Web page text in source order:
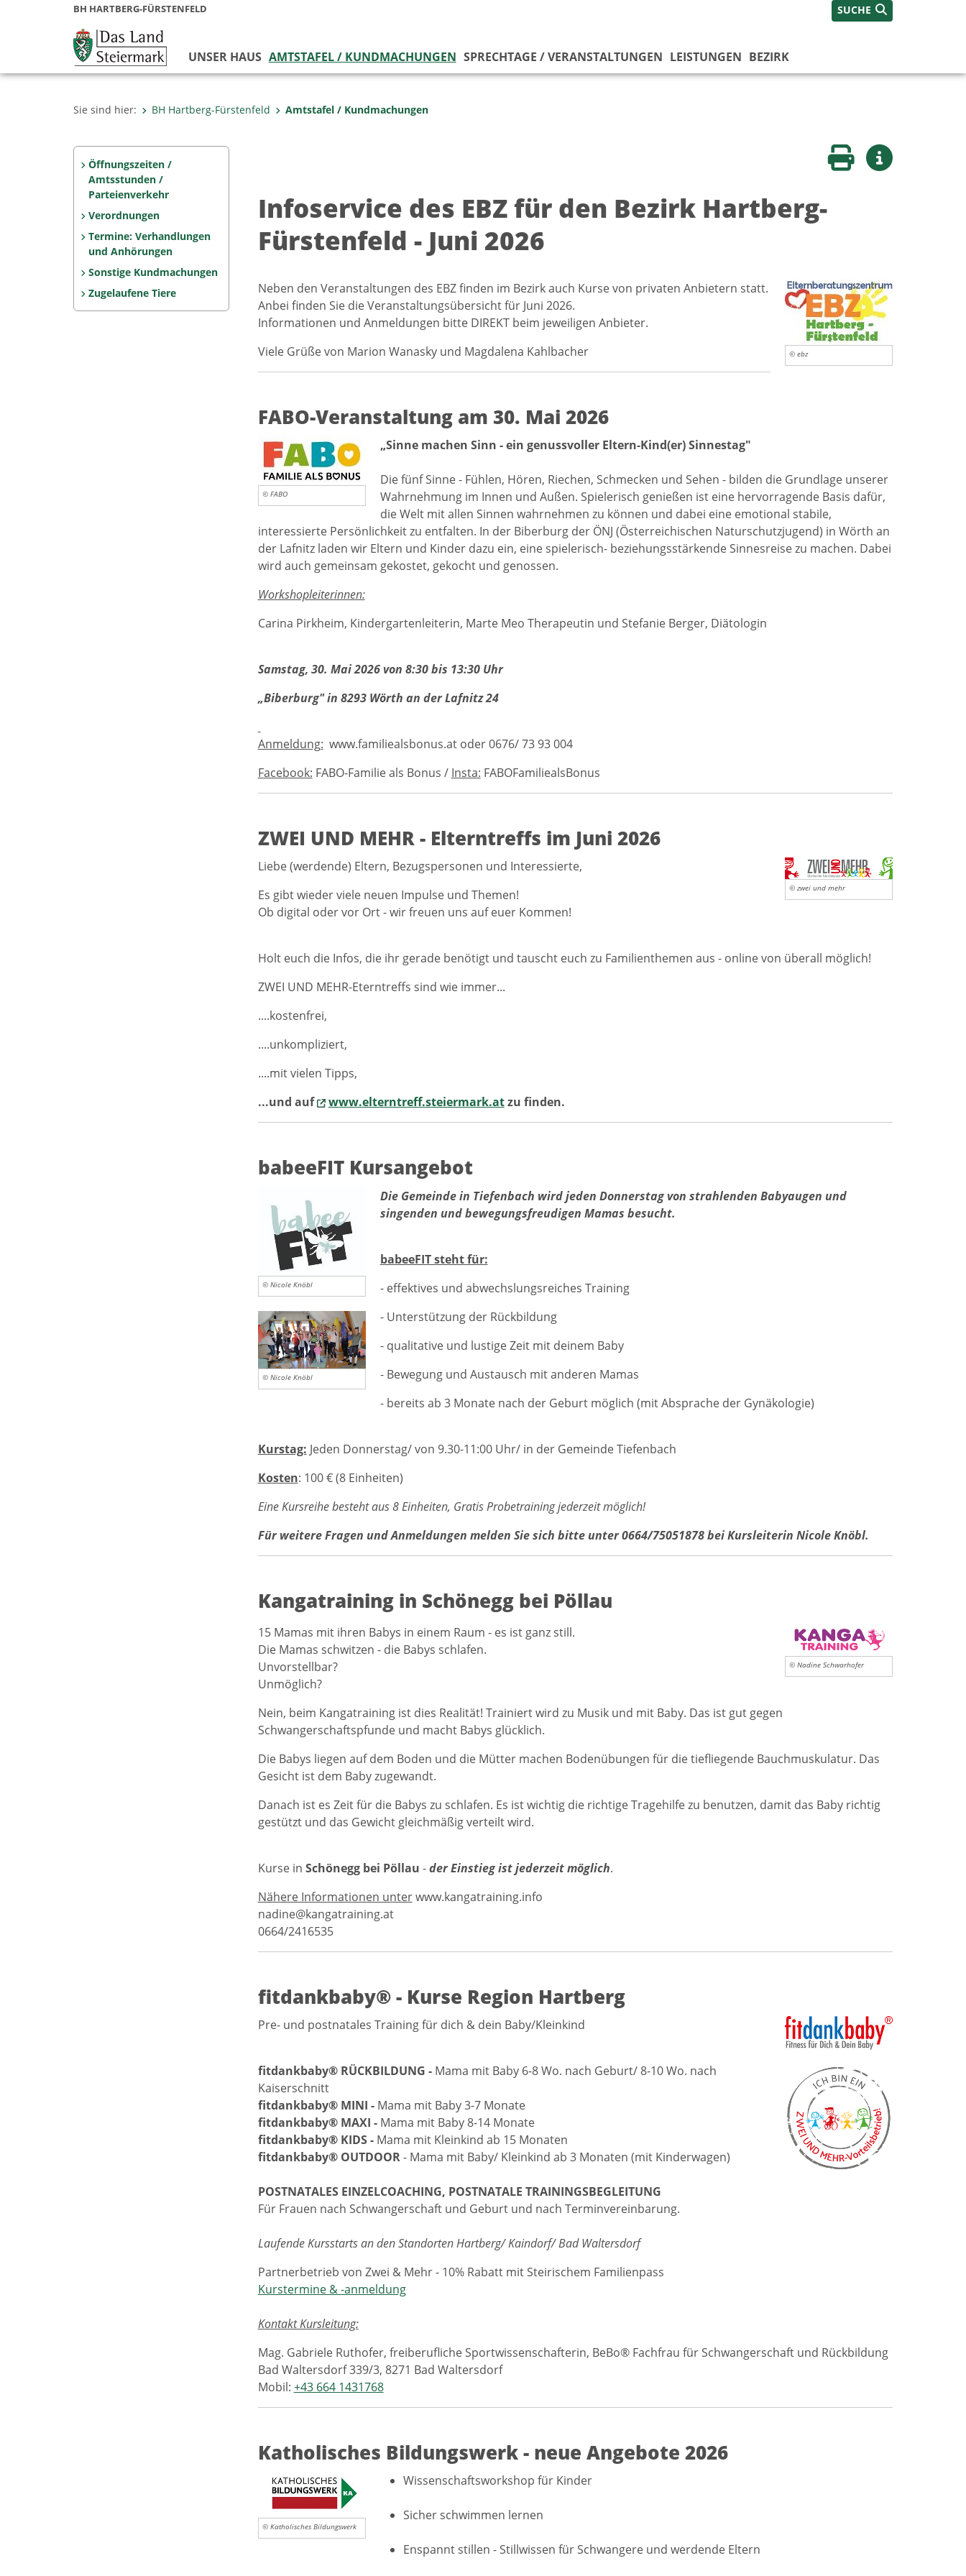
BH HARTBERG-FÜRSTENFELD SUCHE
UNSER HAUS AMTSTAFEL / KUNDMACHUNGEN SPRECHTAGE / VERANSTALTUNGEN LEISTUNGEN BEZIRK
Sie sind hier: BH Hartberg-Fürstenfeld Amtstafel / Kundmachungen
Öffnungszeiten /
Amtsstunden /
Parteienverkehr
Verordnungen
Termine: Verhandlungen
und Anhörungen
Sonstige Kundmachungen
Zugelaufene Tiere
Seite druckenWeitere Infos
Infoservice des EBZ für den Bezirk Hartberg-
Fürstenfeld - Juni 2026
© ebz
Neben den Veranstaltungen des EBZ finden im Bezirk auch Kurse von privaten Anbietern statt.
Anbei finden Sie die Veranstaltungsübersicht für Juni 2026.
Informationen und Anmeldungen bitte DIREKT beim jeweiligen Anbieter.
Viele Grüße von Marion Wanasky und Magdalena Kahlbacher
FABO-Veranstaltung am 30. Mai 2026
© FABO
„Sinne machen Sinn - ein genussvoller Eltern-Kind(er) Sinnestag"
Die fünf Sinne - Fühlen, Hören, Riechen, Schmecken und Sehen - bilden die Grundlage unserer
Wahrnehmung im Innen und Außen. Spielerisch genießen ist eine hervorragende Basis dafür,
die Welt mit allen Sinnen wahrnehmen zu können und dabei eine emotional stabile,
interessierte Persönlichkeit zu entfalten. In der Biberburg der ÖNJ (Österreichischen Naturschutzjugend) in Wörth an
der Lafnitz laden wir Eltern und Kinder dazu ein, eine spielerisch- beziehungsstärkende Sinnesreise zu machen. Dabei
wird auch gemeinsam gekostet, gekocht und genossen.
Workshopleiterinnen:
Carina Pirkheim, Kindergartenleiterin, Marte Meo Therapeutin und Stefanie Berger, Diätologin
Samstag, 30. Mai 2026 von 8:30 bis 13:30 Uhr
„Biberburg" in 8293 Wörth an der Lafnitz 24
Anmeldung: www.familiealsbonus.at oder 0676/ 73 93 004
Facebook: FABO-Familie als Bonus / Insta: FABOFamiliealsBonus
ZWEI UND MEHR - Elterntreffs im Juni 2026
© zwei und mehr
Liebe (werdende) Eltern, Bezugspersonen und Interessierte,
Es gibt wieder viele neuen Impulse und Themen!
Ob digital oder vor Ort - wir freuen uns auf euer Kommen!
Holt euch die Infos, die ihr gerade benötigt und tauscht euch zu Familienthemen aus - online von überall möglich!
ZWEI UND MEHR-Eterntreffs sind wie immer...
....kostenfrei,
....unkompliziert,
....mit vielen Tipps,
...und auf
www.elterntreff.steiermark.atzu finden.
babeeFIT Kursangebot
© Nicole Knöbl
© Nicole Knöbl
Die Gemeinde in Tiefenbach wird jeden Donnerstag von strahlenden Babyaugen und
singenden und bewegungsfreudigen Mamas besucht.
babeeFIT steht für:
- effektives und abwechslungsreiches Training
- Unterstützung der Rückbildung
- qualitative und lustige Zeit mit deinem Baby
- Bewegung und Austausch mit anderen Mamas
- bereits ab 3 Monate nach der Geburt möglich (mit Absprache der Gynäkologie)
Kurstag: Jeden Donnerstag/ von 9.30-11:00 Uhr/ in der Gemeinde Tiefenbach
Kosten: 100 € (8 Einheiten)
Eine Kursreihe besteht aus 8 Einheiten, Gratis Probetraining jederzeit möglich!
Für weitere Fragen und Anmeldungen melden Sie sich bitte unter 0664/75051878 bei Kursleiterin Nicole Knöbl.
Kangatraining in Schönegg bei Pöllau
© Nadine Schwarhofer
15 Mamas mit ihren Babys in einem Raum - es ist ganz still.
Die Mamas schwitzen - die Babys schlafen.
Unvorstellbar?
Unmöglich?
Nein, beim Kangatraining ist dies Realität! Trainiert wird zu Musik und mit Baby. Das ist gut gegen
Schwangerschaftspfunde und macht Babys glücklich.
Die Babys liegen auf dem Boden und die Mütter machen Bodenübungen für die tiefliegende Bauchmuskulatur. Das
Gesicht ist dem Baby zugewandt.
Danach ist es Zeit für die Babys zu schlafen. Es ist wichtig die richtige Tragehilfe zu benutzen, damit das Baby richtig
gestützt und das Gewicht gleichmäßig verteilt wird.
Kurse in Schönegg bei Pöllau -der Einstieg ist jederzeit möglich.
Nähere Informationen unterwww.kangatraining.info
nadine@kangatraining.at
0664/2416535
fitdankbaby® - Kurse Region Hartberg
Pre- und postnatales Training für dich & dein Baby/Kleinkind
fitdankbaby® RÜCKBILDUNG - Mama mit Baby 6-8 Wo. nach Geburt/ 8-10 Wo. nach
Kaiserschnitt
fitdankbaby® MINI -Mama mit Baby 3-7 Monate
fitdankbaby® MAXI -Mama mit Baby 8-14 Monate
fitdankbaby® KIDS -Mama mit Kleinkind ab 15 Monaten
fitdankbaby® OUTDOOR- Mama mit Baby/ Kleinkind ab 3 Monaten (mit Kinderwagen)
POSTNATALES EINZELCOACHING, POSTNATALE TRAININGSBEGLEITUNG
Für Frauen nach Schwangerschaft und Geburt und nach Terminvereinbarung.
Laufende Kursstarts an den Standorten Hartberg/ Kaindorf/ Bad Waltersdorf
Partnerbetrieb von Zwei & Mehr - 10% Rabatt mit Steirischem Familienpass
Kurstermine & -anmeldung
Kontakt Kursleitung:
Mag. Gabriele Ruthofer, freiberufliche Sportwissenschafterin, BeBo® Fachfrau für Schwangerschaft und Rückbildung
Bad Waltersdorf 339/3, 8271 Bad Waltersdorf
Mobil: +43 664 1431768
Katholisches Bildungswerk - neue Angebote 2026
© Katholisches Bildungswerk
Wissenschaftsworkshop für Kinder
Sicher schwimmen lernen
Enspannt stillen - Stillwissen für Schwangere und werdende Eltern